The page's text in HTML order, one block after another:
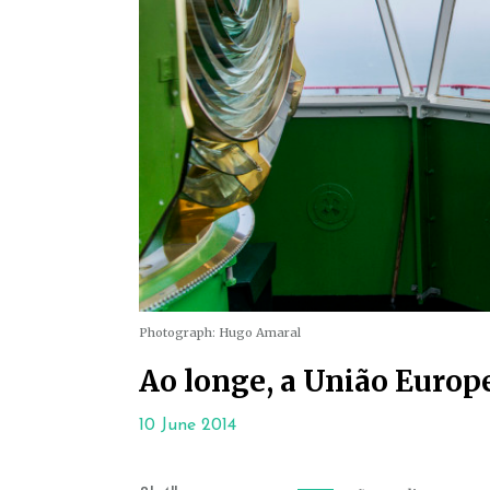
Photograph: Hugo Amaral
Ao longe, a União
10 June 2014